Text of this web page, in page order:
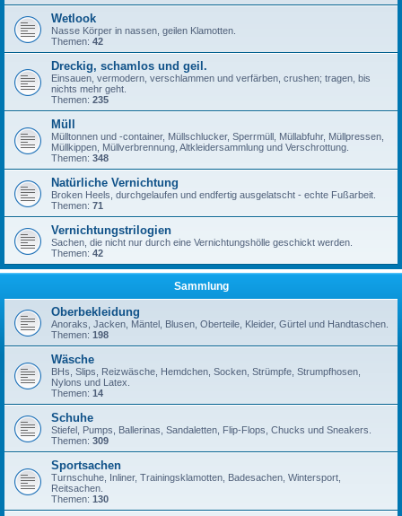
Wetlook
Nasse Körper in nassen, geilen Klamotten.
Themen: 42
Dreckig, schamlos und geil.
Einsauen, vermodern, verschlammen und verfärben, crushen; tragen, bis
nichts mehr geht.
Themen: 235
Müll
Mülltonnen und -container, Müllschlucker, Sperrmüll, Müllabfuhr, Müllpressen,
Müllkippen, Müllverbrennung, Altkleidersammlung und Verschrottung.
Themen: 348
Natürliche Vernichtung
Broken Heels, durchgelaufen und endfertig ausgelatscht - echte Fußarbeit.
Themen: 71
Vernichtungstrilogien
Sachen, die nicht nur durch eine Vernichtungshölle geschickt werden.
Themen: 42
Sammlung
Oberbekleidung
Anoraks, Jacken, Mäntel, Blusen, Oberteile, Kleider, Gürtel und Handtaschen.
Themen: 198
Wäsche
BHs, Slips, Reizwäsche, Hemdchen, Socken, Strümpfe, Strumpfhosen,
Nylons und Latex.
Themen: 14
Schuhe
Stiefel, Pumps, Ballerinas, Sandaletten, Flip-Flops, Chucks und Sneakers.
Themen: 309
Sportsachen
Turnschuhe, Inliner, Trainingsklamotten, Badesachen, Wintersport,
Reitsachen.
Themen: 130